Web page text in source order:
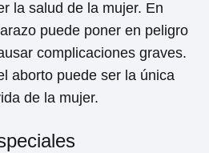
la salud de la mujer. En
puede poner en peligro
complicaciones graves.
aborto puede ser la única
de la mujer.